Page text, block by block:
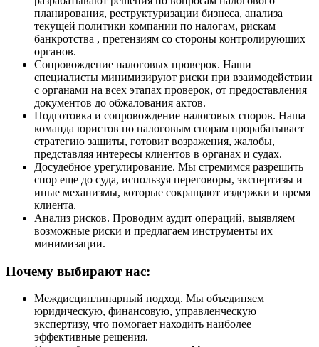
планирования, реструктуризации бизнеса, анализа
текущей политики компании по налогам, рискам
банкротства , претензиям со стороны контролирующих
органов.
Сопровождение налоговых проверок. Наши
специалисты минимизируют риски при взаимодействии
с органами на всех этапах проверок, от предоставления
документов до обжалования актов.
Подготовка и сопровождение налоговых споров. Наша
команда юристов по налоговым спорам прорабатывает
стратегию защиты, готовит возражения, жалобы,
представляя интересы клиентов в органах и судах.
Досудебное урегулирование. Мы стремимся разрешить
спор еще до суда, используя переговоры, экспертизы и
иные механизмы, которые сокращают издержки и время
клиента.
Анализ рисков. Проводим аудит операций, выявляем
возможные риски и предлагаем инструменты их
минимизации.
Почему выбирают нас:
Междисциплинарный подход. Мы объединяем
юридическую, финансовую, управленческую
экспертизу, что помогает находить наиболее
эффективные решения.